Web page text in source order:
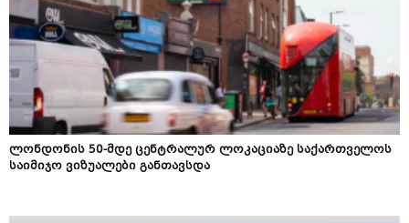
ლონდონის 50-მდე ცენტრალურ ლოკაციაზე საქართველოს
საიმიჯო ვიზუალები განთავსდა